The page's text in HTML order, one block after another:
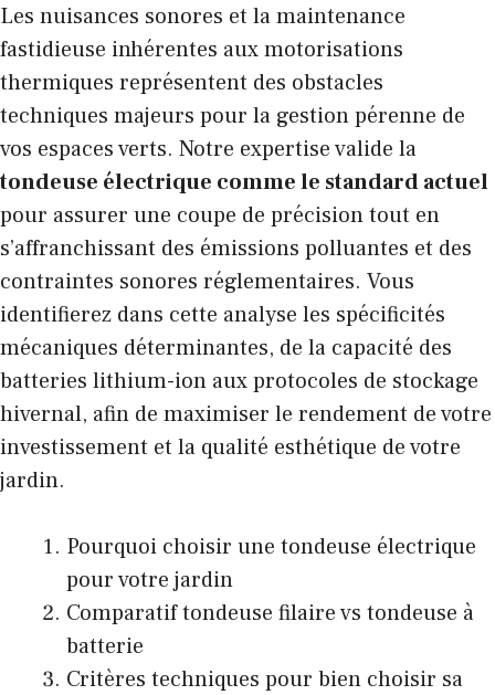
Les nuisances sonores et la maintenance
fastidieuse inhérentes aux motorisations
thermiques représentent des obstacles
techniques majeurs pour la gestion pérenne de
vos espaces verts. Notre expertise valide la
tondeuse électrique comme le standard actuel
pour assurer une coupe de précision tout en
s’affranchissant des émissions polluantes et des
contraintes sonores réglementaires. Vous
identifierez dans cette analyse les spécificités
mécaniques déterminantes, de la capacité des
batteries lithium-ion aux protocoles de stockage
hivernal, afin de maximiser le rendement de votre
investissement et la qualité esthétique de votre
jardin.
Pourquoi choisir une tondeuse électrique
pour votre jardin
Comparatif tondeuse filaire vs tondeuse à
batterie
Critères techniques pour bien choisir sa